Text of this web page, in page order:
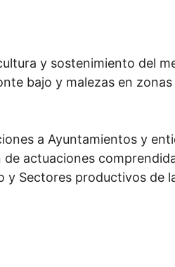
y sostenimiento del
bajo y malezas en zonas
a Ayuntamientos y
actuaciones
y Sectores productivos de